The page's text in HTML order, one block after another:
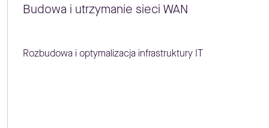
Budowa i utrzymanie sieci WAN
Rozbudowa i optymalizacja infrastruktury IT